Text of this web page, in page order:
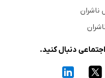
ناشران
دنبال کنید.